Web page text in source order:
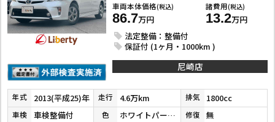
車両本体価格(税込)
86.7万円
諸費用(税込)
13.2万円
法定整備：整備付
保証付 (1ヶ月・1000km )
尼崎店
年式 2013(平成25)年 走行 4.6万km 排気 1800cc
車検 車検整備付 色 ホワイトパールクリスタルシャイン 修復 無